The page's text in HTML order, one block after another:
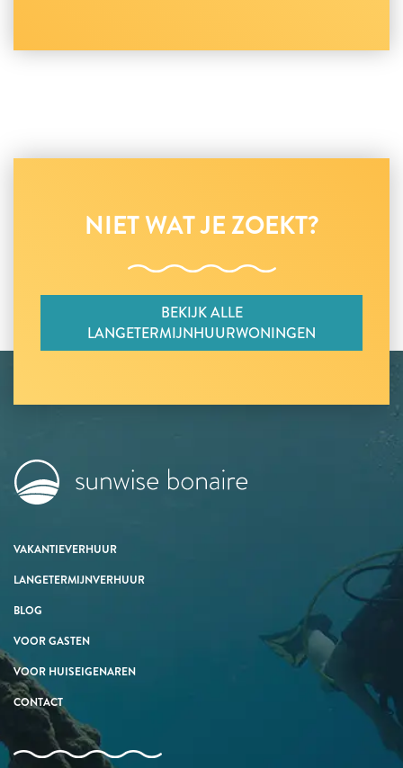
NIET WAT JE ZOEKT?
BEKIJK ALLE
LANGETERMIJNHUURWONINGEN
VAKANTIEVERHUUR
LANGETERMIJNVERHUUR
BLOG
VOOR GASTEN
VOOR HUISEIGENAREN
CONTACT